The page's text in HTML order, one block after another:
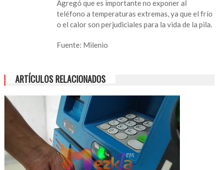
Agregó que es importante no exponer al
teléfono a temperaturas extremas, ya que el frío
o el calor son perjudiciales para la vida de la pila.
Fuente: Milenio
ARTÍCULOS RELACIONADOS